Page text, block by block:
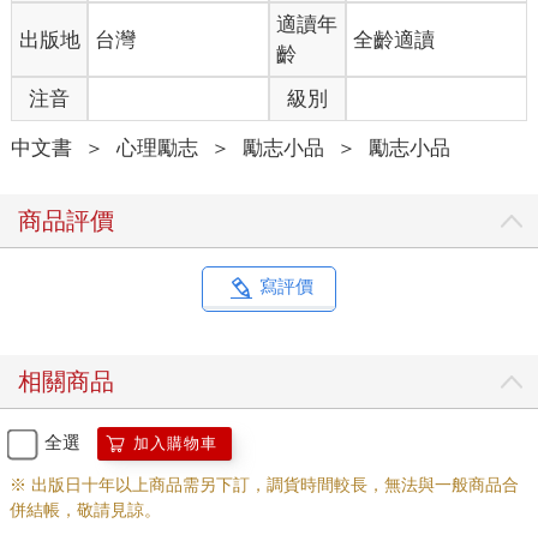
出版地 台灣
適讀年
齡
全齡適讀
注音 級別
中文書 ＞ 心理勵志 ＞ 勵志小品 ＞ 勵志小品
商品評價
寫評價
相關商品
全選 加入購物車
※ 出版日十年以上商品需另下訂，調貨時間較長，無法與一般商品合
併結帳，敬請見諒。